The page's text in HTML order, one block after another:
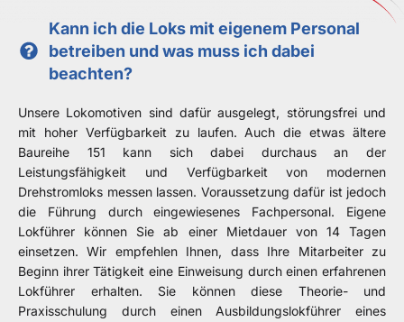
Kann ich die Loks mit eigenem Personal
betreiben und was muss ich dabei
beachten?
Unsere Lokomotiven sind dafür ausgelegt, störungsfrei und
mit hoher Verfügbarkeit zu laufen. Auch die etwas ältere
Baureihe 151 kann sich dabei durchaus an der
Leistungsfähigkeit und Verfügbarkeit von modernen
Drehstromloks messen lassen. Voraussetzung dafür ist jedoch
die Führung durch eingewiesenes Fachpersonal. Eigene
Lokführer können Sie ab einer Mietdauer von 14 Tagen
einsetzen. Wir empfehlen Ihnen, dass Ihre Mitarbeiter zu
Beginn ihrer Tätigkeit eine Einweisung durch einen erfahrenen
Lokführer erhalten. Sie können diese Theorie- und
Praxisschulung durch einen Ausbildungslokführer eines